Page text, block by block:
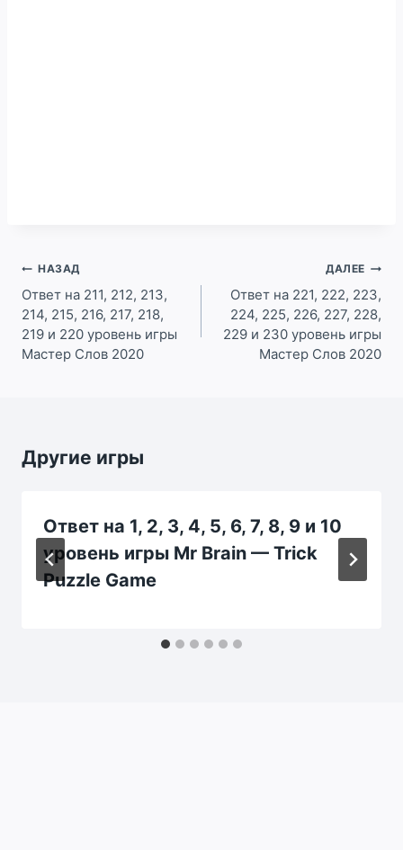
Навигация
по
записям
НАЗАД
Ответ на 211, 212, 213,
214, 215, 216, 217, 218,
219 и 220 уровень игры
Мастер Слов 2020
ДАЛЕЕ
Ответ на 221, 222, 223,
224, 225, 226, 227, 228,
229 и 230 уровень игры
Мастер Слов 2020
Другие игры
Ответ на 1, 2, 3, 4, 5, 6, 7, 8, 9 и 10
уровень игры Mr Brain — Trick
Puzzle Game